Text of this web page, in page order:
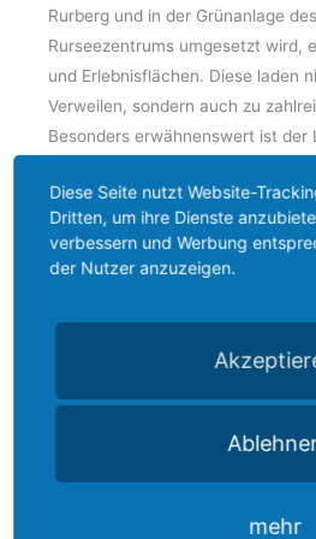
Rurberg und in der Grünanlage
Rurseezentrums umgesetzt wird,
und Erlebnisflächen. Diese laden
Verweilen, sondern auch zu
Besonders erwähnenswert ist der
scheuen Tiere spielerisch
Ein Highlight des Projekts ist die
Durchgangsverkehr gesperrt, und
wird nach Abschluss der
motorisierten Verkehr
Diese Seite nutzt Website-
Dritten, um ihre Dienste
verbessern und Werbung
der Nutzer anzuzeigen.
mehr